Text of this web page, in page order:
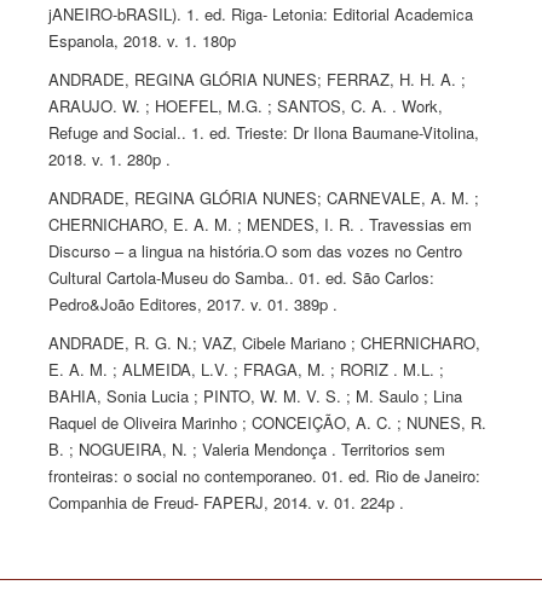
jANEIRO-bRASIL). 1. ed. Riga- Letonia: Editorial Academica
Espanola, 2018. v. 1. 180p
ANDRADE, REGINA GLÓRIA NUNES; FERRAZ, H. H. A. ;
ARAUJO. W. ; HOEFEL, M.G. ; SANTOS, C. A. . Work,
Refuge and Social.. 1. ed. Trieste: Dr Ilona Baumane-Vitolina,
2018. v. 1. 280p .
ANDRADE, REGINA GLÓRIA NUNES; CARNEVALE, A. M. ;
CHERNICHARO, E. A. M. ; MENDES, I. R. . Travessias em
Discurso – a lingua na história.O som das vozes no Centro
Cultural Cartola-Museu do Samba.. 01. ed. São Carlos:
Pedro&João Editores, 2017. v. 01. 389p .
ANDRADE, R. G. N.; VAZ, Cibele Mariano ; CHERNICHARO,
E. A. M. ; ALMEIDA, L.V. ; FRAGA, M. ; RORIZ . M.L. ;
BAHIA, Sonia Lucia ; PINTO, W. M. V. S. ; M. Saulo ; Lina
Raquel de Oliveira Marinho ; CONCEIÇÃO, A. C. ; NUNES, R.
B. ; NOGUEIRA, N. ; Valeria Mendonça . Territorios sem
fronteiras: o social no contemporaneo. 01. ed. Rio de Janeiro:
Companhia de Freud- FAPERJ, 2014. v. 01. 224p .